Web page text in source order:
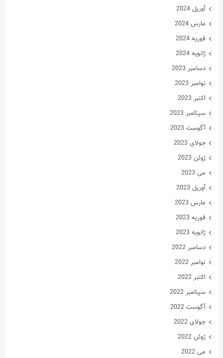
آوریل 2024
مارس 2024
فوریه 2024
ژانویه 2024
دسامبر 2023
نوامبر 2023
اکتبر 2023
سپتامبر 2023
آگوست 2023
جولای 2023
ژوئن 2023
می 2023
آوریل 2023
مارس 2023
فوریه 2023
ژانویه 2023
دسامبر 2022
نوامبر 2022
اکتبر 2022
سپتامبر 2022
آگوست 2022
جولای 2022
ژوئن 2022
می 2022